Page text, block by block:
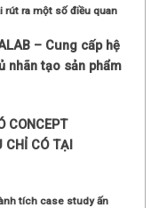
rút ra một số điều quan
– Cung cấp hệ
nhãn tạo sản phẩm
CONCEPT
CHỈ CÓ TẠI
tích case study ấn